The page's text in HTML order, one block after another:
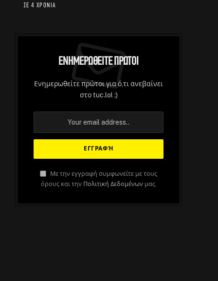
σε 4 χρόνια
Ενημερωθείτε Πρώτοι
Ενημερωθείτε πρώτοι για ό,τι ανεβαίνει
στο tuc.lol ;)
Με την εγγραφή συμφωνείτε με τους
όρους και την Πολιτική Δεδομένωνμας.